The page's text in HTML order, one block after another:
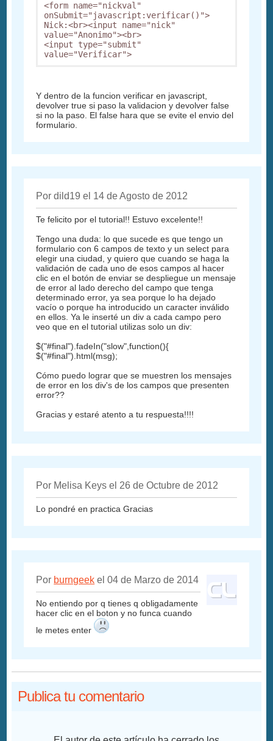
<form name="nickval"
onSubmit="javascript:verificar()">
Nick:<br><input name="nick"
value="Anonimo"><br>
<input type="submit"
value="Verificar">
Y dentro de la funcion verificar en javascript,
devolver true si paso la validacion y devolver false
si no la paso. El false hara que se evite el envio del
formulario.
Por dild19 el 14 de Agosto de 2012
Te felicito por el tutorial!! Estuvo excelente!!
Tengo una duda: lo que sucede es que tengo un
formulario con 6 campos de texto y un select para
elegir una ciudad, y quiero que cuando se haga la
validación de cada uno de esos campos al hacer
clic en el botón de enviar se despliegue un mensaje
de error al lado derecho del campo que tenga
determinado error, ya sea porque lo ha dejado
vacío o porque ha introducido un caracter inválido
en ellos. Ya le inserté un div a cada campo pero
veo que en el tutorial utilizas solo un div:
$("#final").fadeIn("slow",function(){
$("#final").html(msg);
Cómo puedo lograr que se muestren los mensajes
de error en los div's de los campos que presenten
error??
Gracias y estaré atento a tu respuesta!!!!
Por Melisa Keys el 26 de Octubre de 2012
Lo pondré en practica Gracias
Por burngeek el 04 de Marzo de 2014
No entiendo por q tienes q obligadamente
hacer clic en el boton y no funca cuando
le metes enter
Publica tu comentario